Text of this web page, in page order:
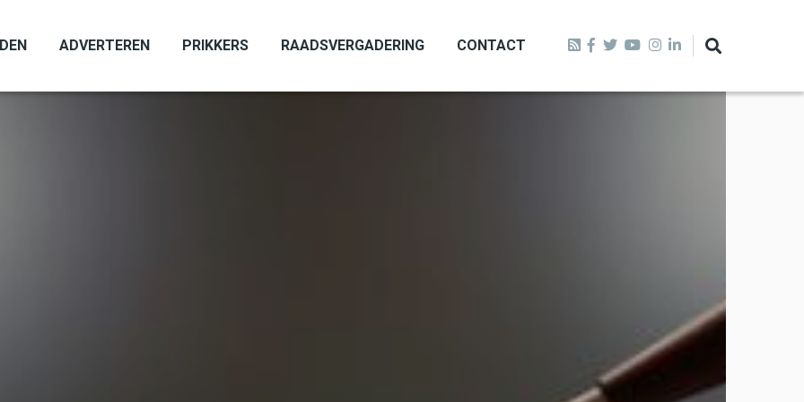
ADVERTEREN PRIKKERS RAADSVERGADERING CONTACT